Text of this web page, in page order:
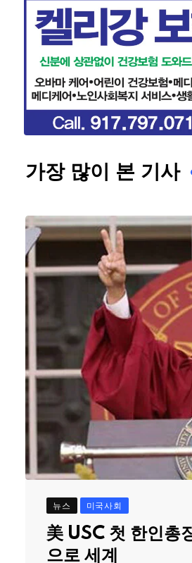
가장 많이 본 기사
뉴스 미국사회
美 USC 첫 한인총
으로 세계